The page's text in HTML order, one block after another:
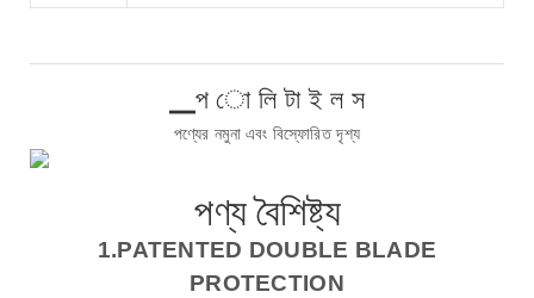
▁প ো লি টা ই ল স
পণ্যের নমুনা এবং বিস্ফোরিত দৃশ্য
পণ্য বৈশিষ্ট্য
1.PATENTED DOUBLE BLADE
PROTECTION